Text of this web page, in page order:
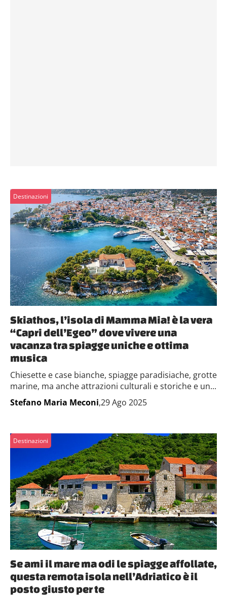
Destinazioni
Skiathos, l’isola di Mamma Mia! è la vera
“Capri dell’Egeo” dove vivere una
vacanza tra spiagge uniche e ottima
musica
Chiesette e case bianche, spiagge paradisiache, grotte
marine, ma anche attrazioni culturali e storiche e un...
Stefano Maria Meconi,29 Ago 2025
Destinazioni
Se ami il mare ma odi le spiagge affollate,
questa remota isola nell’Adriatico è il
posto giusto per te